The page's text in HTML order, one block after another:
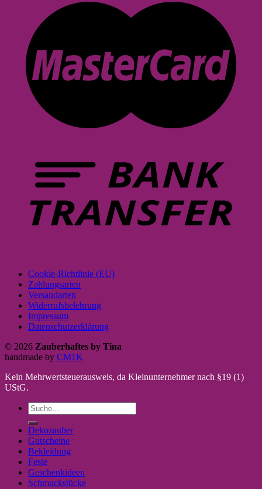
Cookie-Richtlinie (EU)
Zahlungsarten
Versandarten
Widerrufsbelehrung
Impressum
Datenschutzerklärung
© 2026 Zauberhaftes by Tina
handmade by CM1K
Kein Mehrwertsteuerausweis, da Kleinunternehmer nach §19 (1)
UStG.
Suche
nach:
Dekozauber
Gutscheine
Bekleidung
Feste
Geschenkideen
Schmuckstücke